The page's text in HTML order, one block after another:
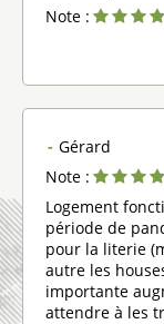
Note :
Gérard
Note :
Logement
période de
pour la literie
autre les
importante
attendre à les